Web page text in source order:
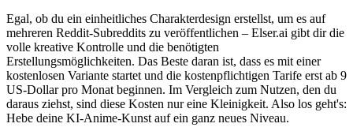
Egal, ob du ein einheitliches Charakterdesign erstellst, um es auf
mehreren Reddit-Subreddits zu veröffentlichen – Elser.ai gibt dir die
volle kreative Kontrolle und die benötigten
Erstellungsmöglichkeiten. Das Beste daran ist, dass es mit einer
kostenlosen Variante startet und die kostenpflichtigen Tarife erst ab 9
US-Dollar pro Monat beginnen. Im Vergleich zum Nutzen, den du
daraus ziehst, sind diese Kosten nur eine Kleinigkeit. Also los geht's:
Hebe deine KI-Anime-Kunst auf ein ganz neues Niveau.